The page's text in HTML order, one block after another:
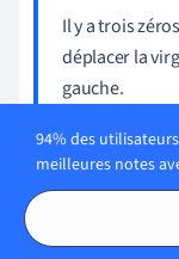
Il y a trois
déplacer la
gauche.
17635.6 ÷
94% des
meilleures notes